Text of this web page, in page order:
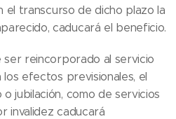
el transcurso de dicho plazo la
caducará el beneficio.
reincorporado al servicio
efectos previsionales, el
jubilación, como de servicios
invalidez caducará